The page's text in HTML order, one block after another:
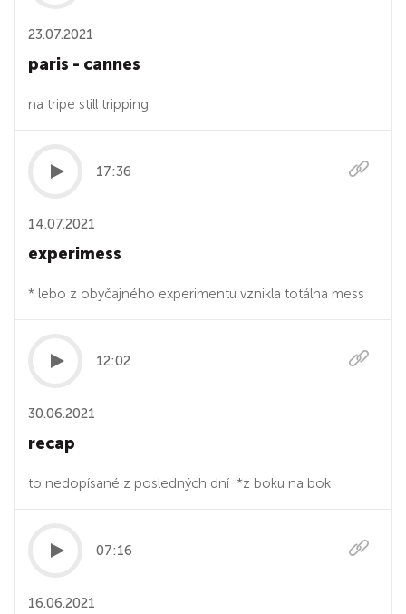
23.07.2021
paris - cannes
na tripe still tripping
17:36
14.07.2021
experimess
* lebo z obyčajného experimentu vznikla totálna mess
12:02
30.06.2021
recap
to nedopísané z posledných dní *z boku na bok
07:16
16.06.2021